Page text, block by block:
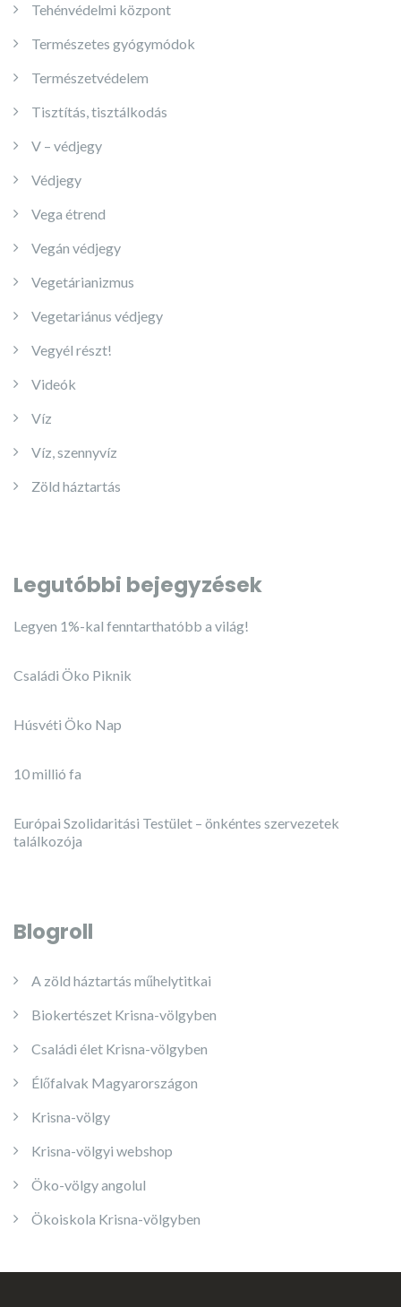
Tehénvédelmi központ
Természetes gyógymódok
Természetvédelem
Tisztítás, tisztálkodás
V – védjegy
Védjegy
Vega étrend
Vegán védjegy
Vegetárianizmus
Vegetariánus védjegy
Vegyél részt!
Videók
Víz
Víz, szennyvíz
Zöld háztartás
Legutóbbi bejegyzések
Legyen 1%-kal fenntarthatóbb a világ!
Családi Öko Piknik
Húsvéti Öko Nap
10 millió fa
Európai Szolidaritási Testület – önkéntes szervezetek
találkozója
Blogroll
A zöld háztartás műhelytitkai
Biokertészet Krisna-völgyben
Családi élet Krisna-völgyben
Élőfalvak Magyarországon
Krisna-völgy
Krisna-völgyi webshop
Öko-völgy angolul
Ökoiskola Krisna-völgyben